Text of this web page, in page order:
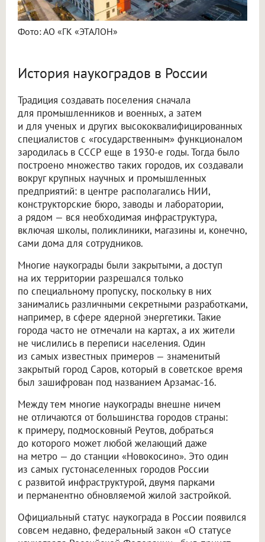
Фото: АО «ГК «ЭТАЛОН»
История наукоградов в России
Традиция создавать поселения сначала
для промышленников и военных, а затем
и для ученых и других высококвалифицированных
специалистов с «государственным» функционалом
зародилась в СССР еще в 1930-е годы. Тогда было
построено множество таких городов, их создавали
вокруг крупных научных и промышленных
предприятий: в центре располагались НИИ,
конструкторские бюро, заводы и лаборатории,
а рядом — вся необходимая инфраструктура,
включая школы, поликлиники, магазины и, конечно,
сами дома для сотрудников.
Многие наукограды были закрытыми, а доступ
на их территории разрешался только
по специальному пропуску, поскольку в них
занимались различными секретными разработками,
например, в сфере ядерной энергетики. Такие
города часто не отмечали на картах, а их жители
не числились в переписи населения. Один
из самых известных примеров — знаменитый
закрытый город Саров, который в советское время
был зашифрован под названием Арзамас-16.
Между тем многие наукограды внешне ничем
не отличаются от большинства городов страны:
к примеру, подмосковный Реутов, добраться
до которого может любой желающий даже
на метро — до станции «Новокосино». Это один
из самых густонаселенных городов России
с развитой инфраструктурой, двумя парками
и перманентно обновляемой жилой застройкой.
Официальный статус наукограда в России появился
совсем недавно, федеральный закон «О статусе